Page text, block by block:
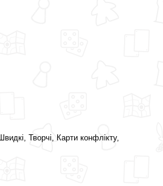
Творчі, Карти конфлікту,